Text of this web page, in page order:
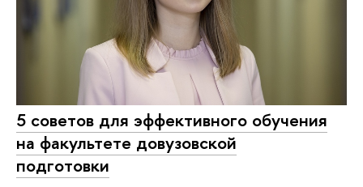
5 советов для эффективного обучения
на факультете довузовской
подготовки